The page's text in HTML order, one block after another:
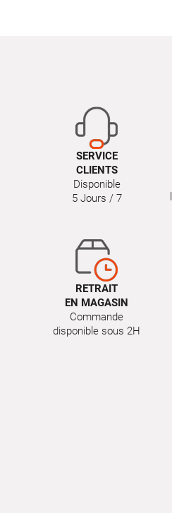
SERVICE
CLIENTS
Disponible
5 Jours / 7
RETRAIT
EN MAGASIN
Commande
disponible sous 2H